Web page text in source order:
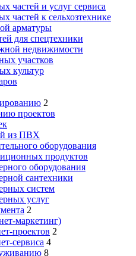
частей и услуг сервиса
частей к сельхозтехнике
арматуры
для спецтехники
недвижимости
участков
культур
2
проектов
из ПВХ
оборудования
продуктов
оборудования
сантехники
систем
услуг
2
маркетинг)
проектов 2
сервиса 4
8